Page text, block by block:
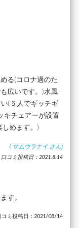
る(コロナ過のた
広いです。)水風
(５人でギッチギ
キチェアーが設置
しめます。)
( サムウラナイ さん)
口コミ投稿日：2021.8.14
す。
コミ投稿日：2021/08/14